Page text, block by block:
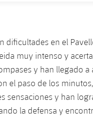
dificultades en el
muy intenso y
y han llegado a
el paso de los
sensaciones y han
la defensa y